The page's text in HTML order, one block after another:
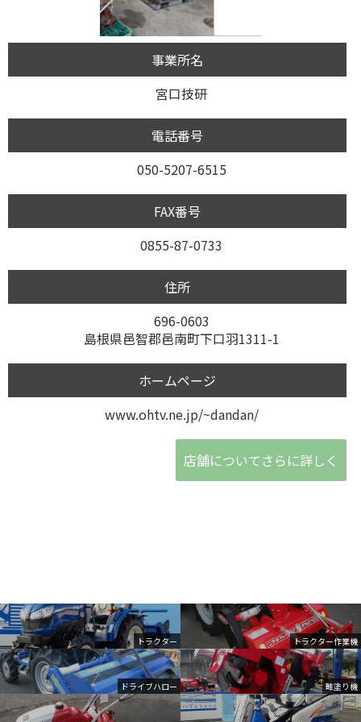
トラクター トラクター作業機
ドライブハロー 畦塗り機
事業所名
宮口技研
電話番号
050-5207-6515
FAX番号
0855-87-0733
住所
696-0603
島根県邑智郡邑南町下口羽1311-1
ホームページ
www.ohtv.ne.jp/~dandan/
店舗についてさらに詳しく